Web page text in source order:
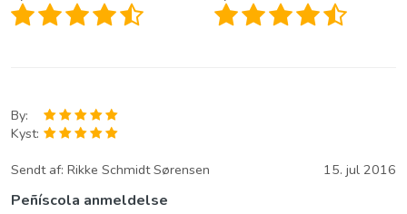
By:
Kyst:
Sendt af: Rikke Schmidt Sørensen 15. jul 2016
Peñíscola anmeldelse